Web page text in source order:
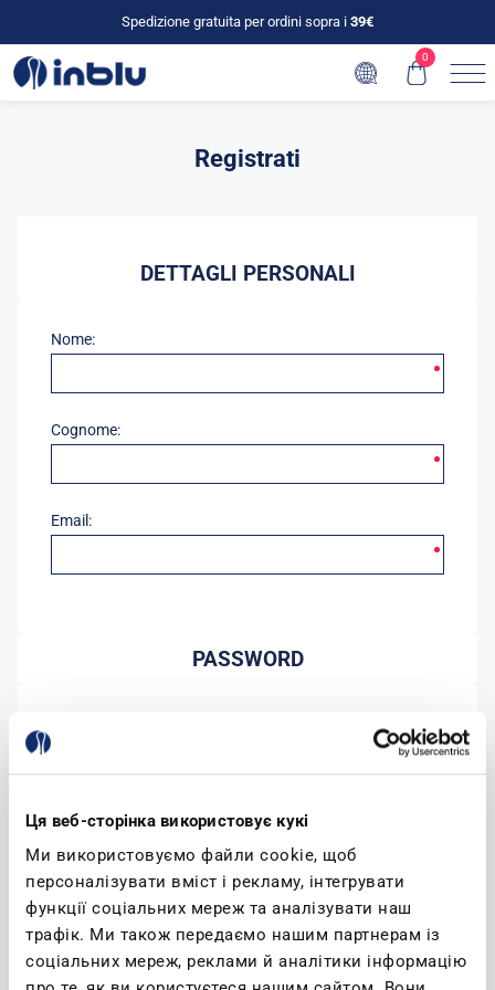
Ця веб-сторінка використовує кукі
Ми використовуємо файли cookie, щоб
персоналізувати вміст і рекламу, інтегрувати
функції соціальних мереж та аналізувати наш
трафік. Ми також передаємо нашим партнерам із
соціальних мереж, реклами й аналітики інформацію
Spedizione gratuita per ordini sopra i 39€
0
Registrati
DETTAGLI PERSONALI
Nome:
Cognome:
Email:
PASSWORD
Conferma password:
Accetto l'informativa sulla privacy